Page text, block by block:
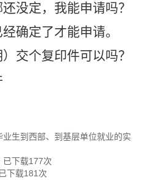
没定，我能申请吗？
确定了才能申请。
交个复印件可以吗？
生到西部、到基层单位就业的实
已下载177次
下载181 次